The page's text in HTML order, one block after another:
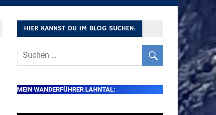
HIER KANNST DU IM BLOG SUCHEN:
MEIN WANDERFÜHRER LAHNTAL: